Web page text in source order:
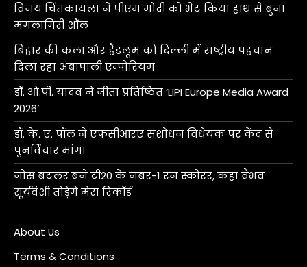
विजय चिंतकायला ने पीएम मोदी को भेंट किया हाथ से बुना
मंगलागिरी शॉल
बिहार की कला और हैंडलूम को दिल्ली में राष्ट्रीय पहचान
दिला रहा अंबापाली एम्पोरियम
डॉ. ओ.पी. यादव ने जीता प्रतिष्ठित ‘LIPI Europe Media Award
2026’
डॉ. के. ए. पॉल ने एफसीआरए संशोधन विधेयक पर केंद्र से
पुनर्विचार मांगा
जोस बटलर बने टी20 के नंबर-1 रन स्कोरर, कहा वैभव
सूर्यवंशी तोड़ेंगे मेरा रिकॉर्ड
About Us
Terms & Conditions